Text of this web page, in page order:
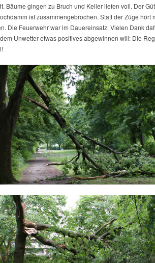
Bäume gingen zu Bruch und Keller liefen voll. Der
ist zusammengebrochen. Statt der Züge hört
Die Feuerwehr war im Dauereinsatz. Vielen Dank
Unwetter etwas positives abgewinnen will: Die